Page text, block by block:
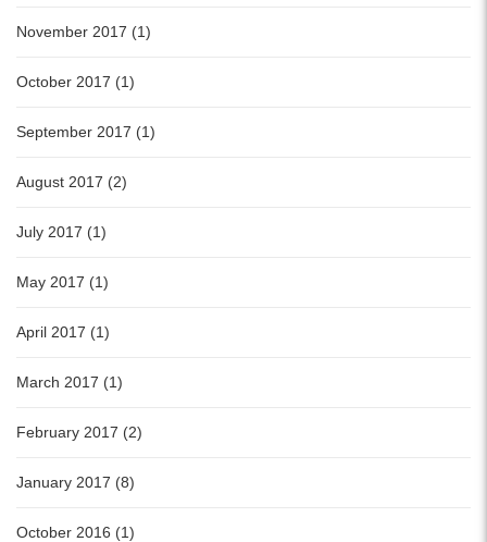
November 2017 (1)
October 2017 (1)
September 2017 (1)
August 2017 (2)
July 2017 (1)
May 2017 (1)
April 2017 (1)
March 2017 (1)
February 2017 (2)
January 2017 (8)
October 2016 (1)